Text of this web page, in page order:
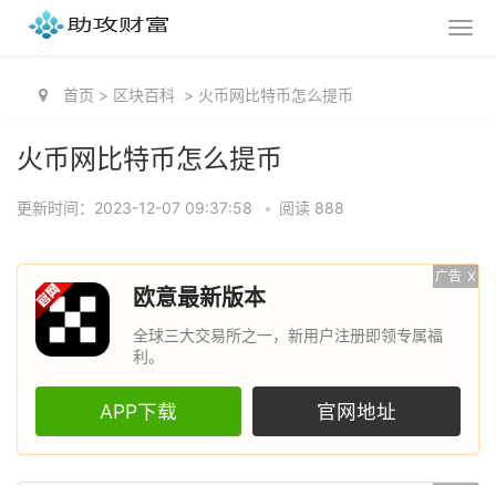
首页 > 区块百科 > 火币网比特币怎么提币
火币网比特币怎么提币
更新时间：2023-12-07 09:37:58 • 阅读 888
广告 X
欧意最新版本
全球三大交易所之一，新用户注册即领专属福
利。
APP下载 官网地址